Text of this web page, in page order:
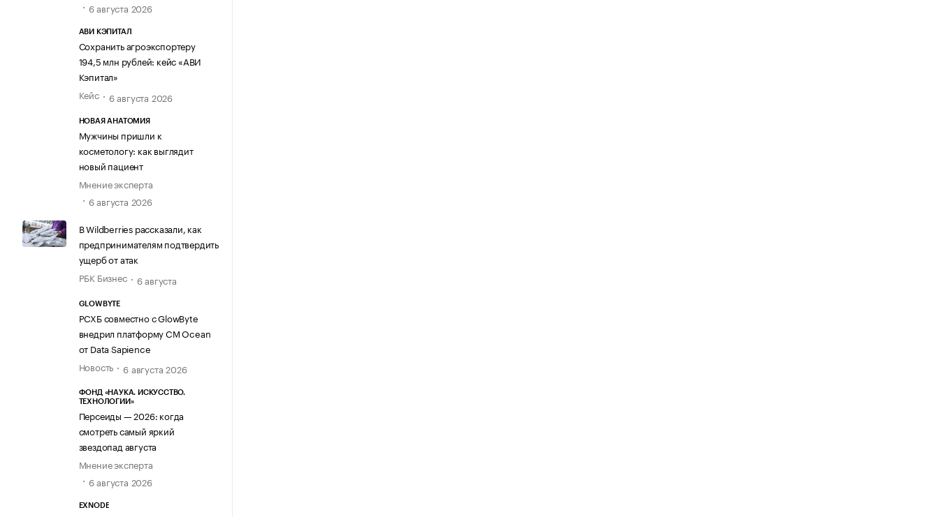
6 августа 2026
АВИ КЭПИТАЛ
Сохранить агроэкспортеру
194,5 млн рублей: кейс «АВИ
Кэпитал»
Кейс
6 августа 2026
НОВАЯ АНАТОМИЯ
Мужчины пришли к
косметологу: как выглядит
новый пациент
Мнение эксперта
6 августа 2026
В Wildberries рассказали, как
предпринимателям подтвердить
ущерб от атак
РБК Бизнес
6 августа
GLOWBYTE
РСХБ совместно с GlowByte
внедрил платформу CM Ocean
от Data Sapience
Новость
6 августа 2026
ФОНД «НАУКА. ИСКУССТВО.
ТЕХНОЛОГИИ»
Персеиды — 2026: когда
смотреть самый яркий
звездопад августа
Мнение эксперта
6 августа 2026
EXNODE